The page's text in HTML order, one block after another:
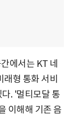
에서는 KT 네
형 통화 서비
. '멀티모달 통
이해해 기존 음